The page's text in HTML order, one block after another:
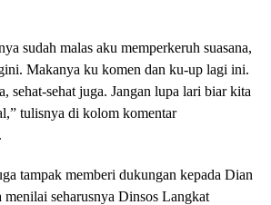
sudah malas aku memperkeruh suasana,
Makanya ku komen dan ku-up lagi ini.
sehat-sehat juga. Jangan lupa lari biar kita
tulisnya di kolom komentar
tampak memberi dukungan kepada Dian
menilai seharusnya Dinsos Langkat